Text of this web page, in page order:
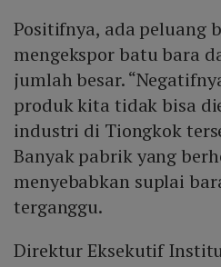
Positifnya, ada peluang
mengekspor batu bara
jumlah besar.
produk kita tidak bisa
industri di Tiongkok
Banyak pabrik yang
menyebabkan suplai
terganggu.
Direktur Eksekutif